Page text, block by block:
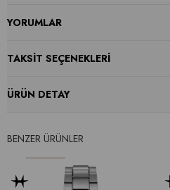
YORUMLAR
TAKSIT SEÇENEKLERI
ÜRÜN DETAY
BENZER ÜRÜNLER